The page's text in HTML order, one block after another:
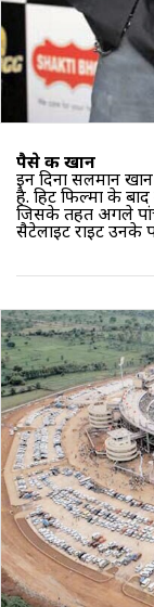
पैसे की खान
इन दिनों सलमान
है. हिट फिल्मों के
जिसके तहत अगले
सैटेलाइट राइट उनके